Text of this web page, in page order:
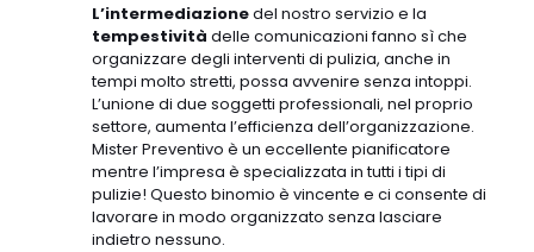
L’intermediazionedel nostro servizio e la
tempestività delle comunicazioni fanno sì che
organizzare degli interventi di pulizia, anche in
tempi molto stretti, possa avvenire senza intoppi.
L’unione di due soggetti professionali, nel proprio
settore, aumenta l’efficienza dell’organizzazione.
Mister Preventivo è un eccellente pianificatore
mentre l’impresa è specializzata in tutti i tipi di
pulizie! Questo binomio è vincente e ci consente di
lavorare in modo organizzato senza lasciare
indietro nessuno.